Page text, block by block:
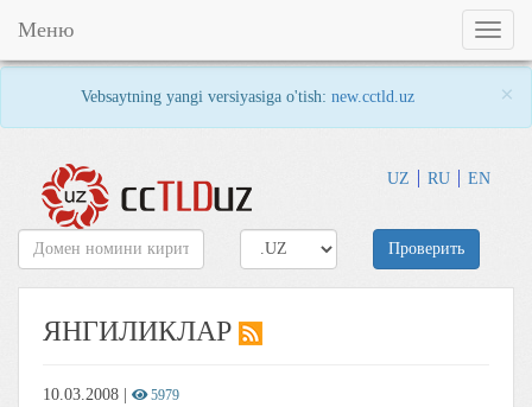
Vebsaytning yangi versiyasiga o'tish: new.cctld.uz ×
UZ RU EN
Toggle
Меню
Проверить
ЯНГИЛИКЛАР
10.03.2008 5979